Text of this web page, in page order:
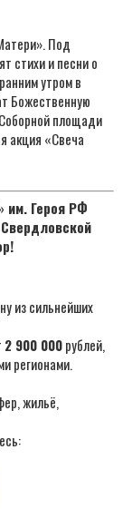
Под
стихи и песни о
утром в
Божественную
площади
акция «Свеча
им. Героя РФ
из сильнейших
2 900 000рублей,
регионами.
жильё,